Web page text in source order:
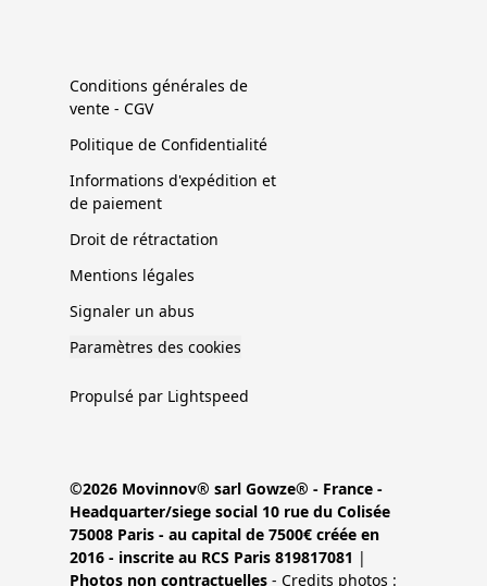
Conditions générales de
vente - CGV
Politique de Confidentialité
Informations d'expédition et
de paiement
Droit de rétractation
Mentions légales
Signaler un abus
Paramètres des cookies
Propulsé par Lightspeed
©2026 Movinnov® sarl Gowze® - France -
Headquarter/siege social 10 rue du Colisée
75008 Paris - au capital de 7500€ créée en
2016 - inscrite au RCS Paris 819817081 |
Photos non contractuelles - Credits photos :